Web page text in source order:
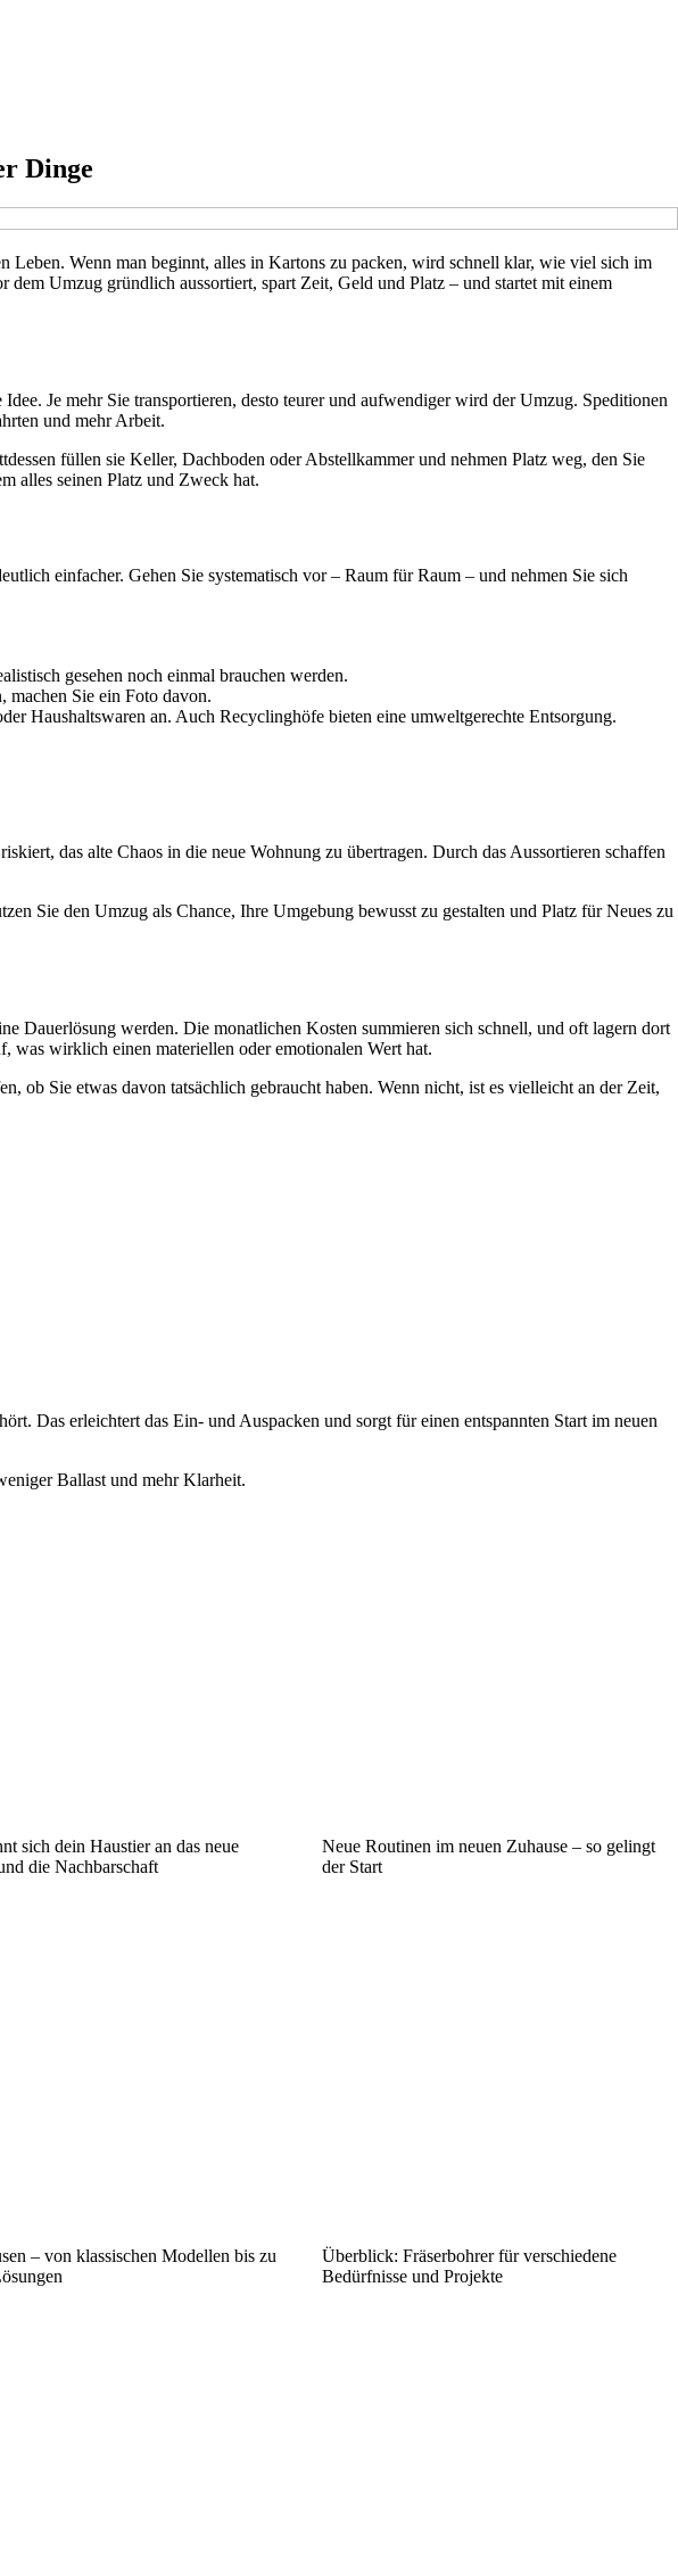
Dinge
Wenn man beginnt, alles in Kartons zu packen, wird schnell klar, wie viel sich im
dem Umzug gründlich aussortiert, spart Zeit, Geld und Platz – und startet mit einem
Je mehr Sie transportieren, desto teurer und aufwendiger wird der Umzug. Speditionen
und mehr Arbeit.
füllen sie Keller, Dachboden oder Abstellkammer und nehmen Platz weg, den Sie
alles seinen Platz und Zweck hat.
einfacher. Gehen Sie systematisch vor – Raum für Raum – und nehmen Sie sich
gesehen noch einmal brauchen werden.
machen Sie ein Foto davon.
Haushaltswaren an. Auch Recyclinghöfe bieten eine umweltgerechte Entsorgung.
das alte Chaos in die neue Wohnung zu übertragen. Durch das Aussortieren schaffen
Sie den Umzug als Chance, Ihre Umgebung bewusst zu gestalten und Platz für Neues zu
Dauerlösung werden. Die monatlichen Kosten summieren sich schnell, und oft lagern dort
was wirklich einen materiellen oder emotionalen Wert hat.
ob Sie etwas davon tatsächlich gebraucht haben. Wenn nicht, ist es vielleicht an der Zeit,
Das erleichtert das Ein- und Auspacken und sorgt für einen entspannten Start im neuen
Ballast und mehr Klarheit.
sich dein Haustier an das neue
die Nachbarschaft
Neue Routinen im neuen Zuhause – so gelingt
der Start
– von klassischen Modellen bis zu
Überblick: Fräserbohrer für verschiedene
Bedürfnisse und Projekte